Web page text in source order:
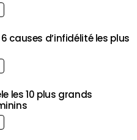
causes d’infidélité les plus
les 10 plus grands